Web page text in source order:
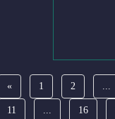
« 1 2 ...
11 ... 16